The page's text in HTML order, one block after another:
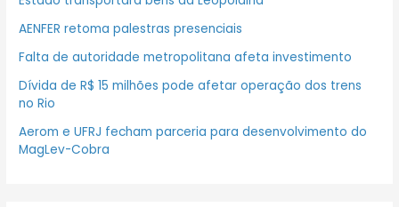
AENFER retoma palestras presenciais
Falta de autoridade metropolitana afeta investimento
Dívida de R$ 15 milhões pode afetar operação dos trens
no Rio
Aerom e UFRJ fecham parceria para desenvolvimento do
MagLev-Cobra